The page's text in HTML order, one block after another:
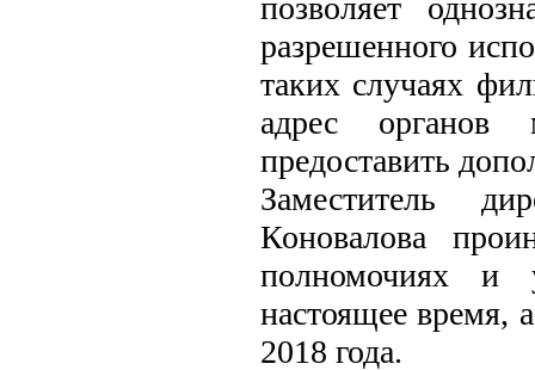
позволяет
разрешенного
таких случаях
адрес органов
предоставить
Заместитель
Коновалова
полномочиях и
настоящее время,
2018 года.